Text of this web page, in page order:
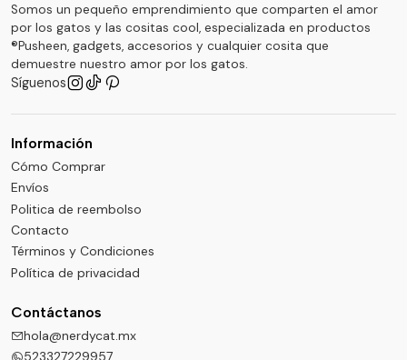
Somos un pequeño emprendimiento que comparten el amor
por los gatos y las cositas cool, especializada en productos
®Pusheen, gadgets, accesorios y cualquier cosita que
demuestre nuestro amor por los gatos.
Síguenos
Información
Cómo Comprar
Envíos
Politica de reembolso
Contacto
Términos y Condiciones
Política de privacidad
Contáctanos
hola@nerdycat.mx